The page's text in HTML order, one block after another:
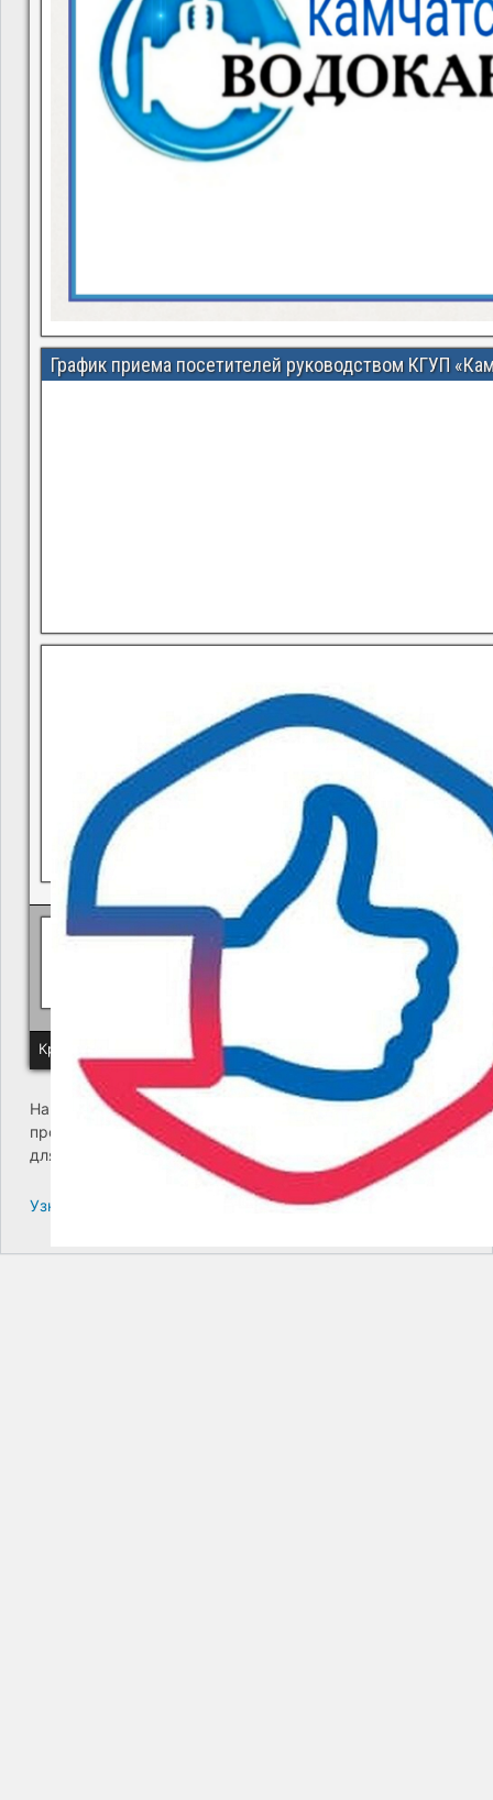
График приема посетителей руководством КГУП
В квитанциях ошибки, в подъезде мусор, сотрудники
Политика КГУП "Камчатский водоканал" в отношении
Краевое государственное унитарное предприятие
На сайте возникла критическая ошибка. Пожалуйста,
проверьте входящие сообщения почты администратора
для дальнейших инструкций.
Узнайте больше про решение проблем с WordPress.